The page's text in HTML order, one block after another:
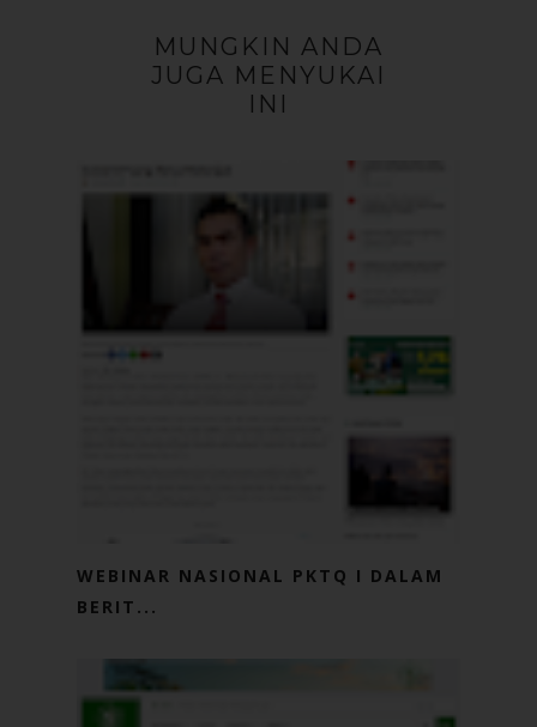
MUNGKIN ANDA
JUGA MENYUKAI
INI
WEBINAR NASIONAL PKTQ I DALAM
BERIT...